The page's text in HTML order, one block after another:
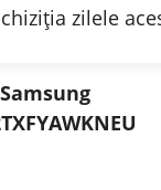
zilele
Samsung